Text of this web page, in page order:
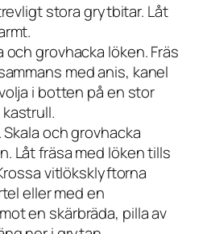
stora grytbitar. Låt
och grovhacka löken. Fräs
med anis, kanel
i botten på en stor
Skala och grovhacka
Låt fräsa med löken tills
vitlöksklyftorna
eller med en
en skärbräda, pilla av